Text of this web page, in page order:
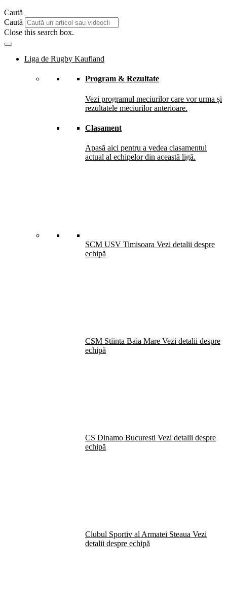
Caută
Caută
Close this search box.
Liga de Rugby Kaufland
Program & Rezultate
Vezi programul meciurilor care vor urma și
rezultatele meciurilor anterioare.
Clasament
Apasă aici pentru a vedea clasamentul
actual al echipelor din această ligă.
SCM USV Timisoara Vezi detalii despre
echipă
CSM Stiinta Baia Mare Vezi detalii despre
echipă
CS Dinamo Bucuresti Vezi detalii despre
echipă
Clubul Sportiv al Armatei Steaua Vezi
detalii despre echipă